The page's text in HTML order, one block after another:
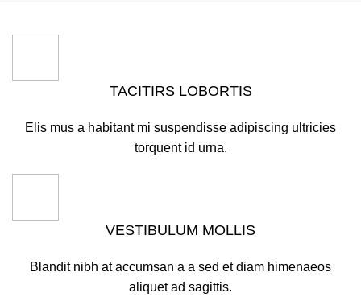
TACITIRS LOBORTIS
Elis mus a habitant mi suspendisse adipiscing ultricies
torquent id urna.
VESTIBULUM MOLLIS
Blandit nibh at accumsan a a sed et diam himenaeos
aliquet ad sagittis.